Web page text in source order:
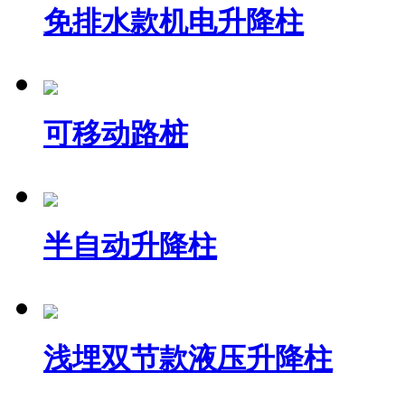
免排水款机电升降柱
可移动路桩
半自动升降柱
浅埋双节款液压升降柱